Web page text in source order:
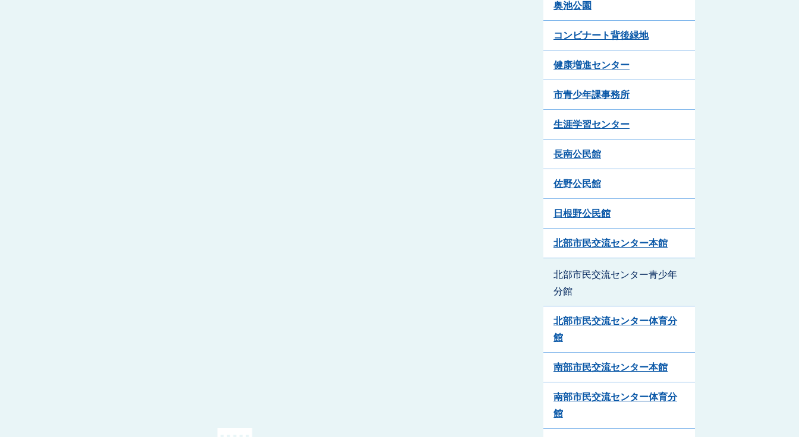
奥池公園
コンビナート背後緑地
健康増進センター
市青少年課事務所
生涯学習センター
長南公民館
佐野公民館
日根野公民館
北部市民交流センター本館
北部市民交流センター青少年
分館
北部市民交流センター体育分
館
南部市民交流センター本館
南部市民交流センター体育分
館